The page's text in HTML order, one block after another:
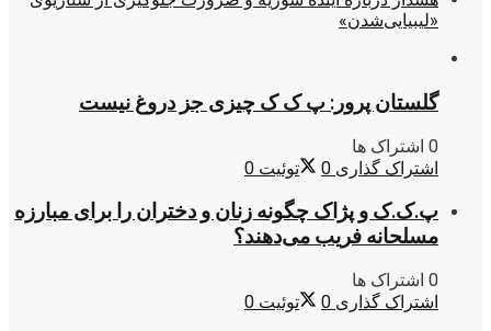
«لیبیایی‌شدن»
گلستان پرور: پ ک ک چیزی جز دروغ نیست
0 اشتراک ها
اشتراک گذاری 0 توئیت 0
پ.ک.ک و پژاک چگونه زنان و دختران را برای مبارزه
مسلحانه فریب می‌دهند؟
0 اشتراک ها
اشتراک گذاری 0 توئیت 0